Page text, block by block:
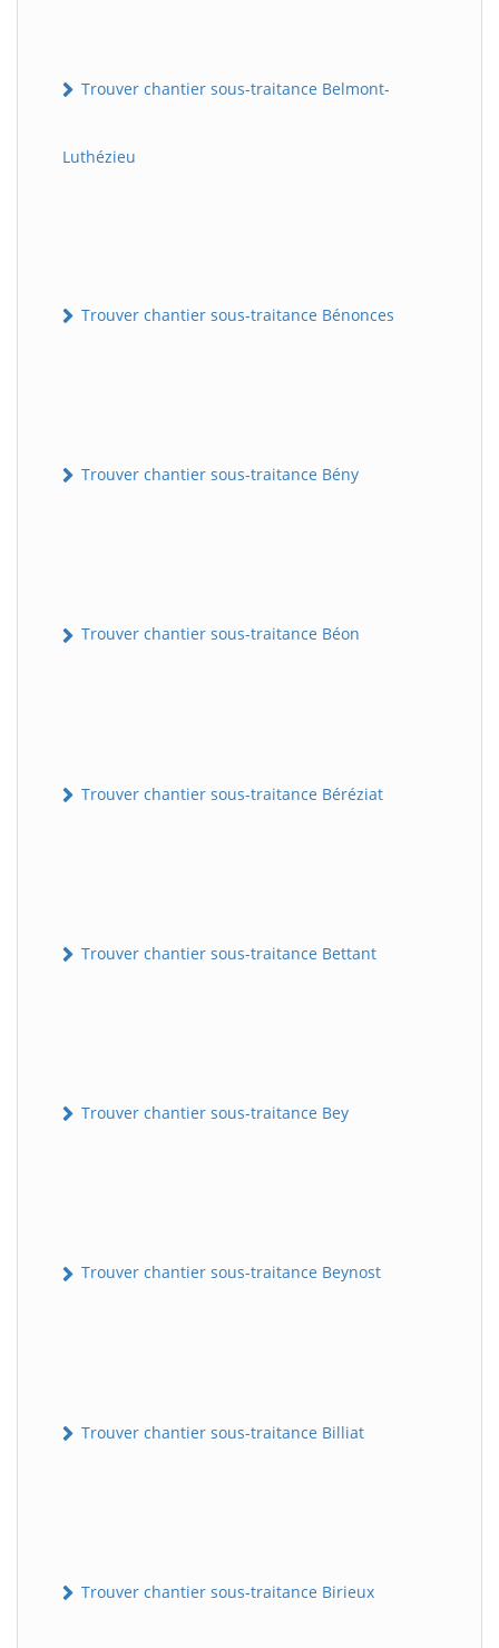
Trouver chantier sous-traitance Belmont-
Luthézieu
Trouver chantier sous-traitance Bénonces
Trouver chantier sous-traitance Bény
Trouver chantier sous-traitance Béon
Trouver chantier sous-traitance Béréziat
Trouver chantier sous-traitance Bettant
Trouver chantier sous-traitance Bey
Trouver chantier sous-traitance Beynost
Trouver chantier sous-traitance Billiat
Trouver chantier sous-traitance Birieux